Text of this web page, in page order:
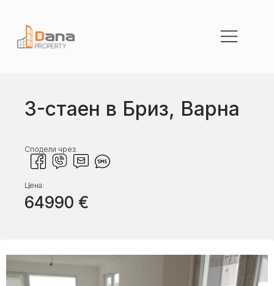
3-стаен в Бриз, Варна
Сподели чрез:
Цена:
64990 €